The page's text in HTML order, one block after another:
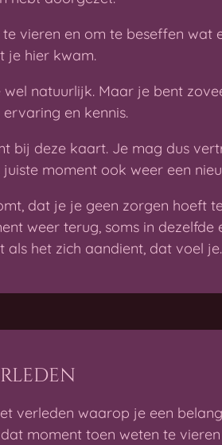
vieren en om te beseffen wat
je hier kwam.
natuurlijk. Maar je bent
en kennis.
bij deze kaart. Je mag dus
moment ook weer een
dat je je geen zorgen hoeft
weer terug, soms in dezelfde
het zich aandient, dat voel je.
verleden waarop je een
moment toen weten te